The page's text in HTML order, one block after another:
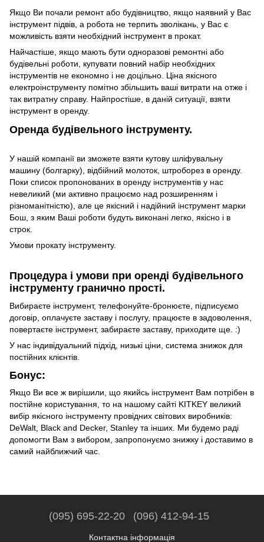
Якщо Ви почали ремонт або будівництво, якщо наявний у Вас
інструмент підвів, а робота не терпить зволікань, у Вас є
можливість взяти необхідний інструмент в прокат.
Найчастіше, якщо мають бути одноразові ремонтні або
будівельні роботи, купувати повний набір необхідних
інструментів не економно і не доцільно. Ціна якісного
електроінструменту помітно збільшить ваші витрати на отже і
так витратну справу. Найпростіше, в даній ситуації, взяти
інструмент в оренду.
Оренда будівельного інструменту.
У нашій компанії ви зможете взяти кутову шліфувальну
машину (болгарку), відбійний молоток, штроборез в оренду.
Поки список пропонованих в оренду інструментів у нас
невеликий (ми активно працюємо над розширенням і
різноманітністю), але це якісний і надійний інструмент марки
Бош, з яким Ваші роботи будуть виконані легко, якісно і в
строк.
Умови прокату інструменту.
Процедура і умови при оренді будівельного
інструменту гранично прості.
Вибираєте інструмент, телефонуйте-бронюєте, підписуємо
договір, оплачуєте заставу і послугу, працюєте в задоволення,
повертаєте інструмент, забираєте заставу, приходите ще. :)
У нас індивідуальний підхід, низькі ціни, система знижок для
постійних клієнтів.
Бонус:
Якщо Ви все ж вирішили, що якийсь інструмент Вам потрібен в
постійне користування, то на нашому сайті KITKEY великий
вибір якісного інструменту провідних світових виробників:
DeWalt, Black and Decker, Stanley та інших. Ми будемо раді
допомогти Вам з вибором, запропонуємо знижку і доставимо в
самий найближчий час.
(095) 695-22-20 (096) 412-94-15
Контактна інформація